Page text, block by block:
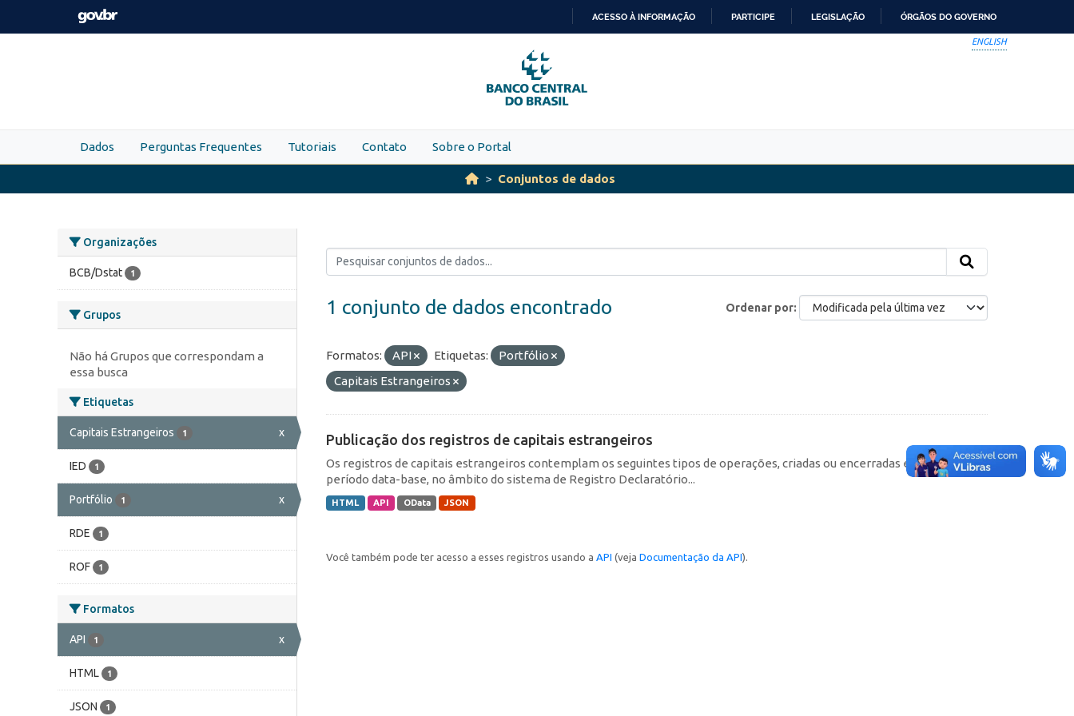
Skip to main content
PARA
O
CONTEÚDO
ACESSO À INFORMAÇÃO PARTICIPE LEGISLAÇÃO ÓRGÃOS DO GOVERNO
ENGLISH
Dados Perguntas Frequentes Tutoriais Contato Sobre o Portal
Conjuntos de dados
Organizações
BCB/Dstat 1
Grupos
Não há Grupos que correspondam a
essa busca
Etiquetas
Capitais Estrangeiros 1 x
IED 1
Portfólio 1 x
RDE 1
ROF 1
Formatos
API 1 x
HTML 1
JSON 1
Ordenar por
1 conjunto de dados encontrado
Formatos: API Etiquetas:
Portfólio
Capitais Estrangeiros
Publicação dos registros de capitais estrangeiros
Os registros de capitais estrangeiros contemplam os seguintes tipos de operações, criadas ou encerradas em cada
período data-base, no âmbito do sistema de Registro Declaratório...
HTML API OData JSON
Você também pode ter acesso a esses registros usando a API (veja Documentação da API).